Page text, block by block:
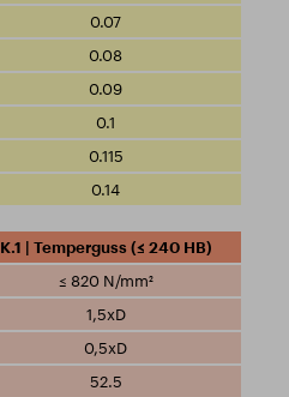
0.07
0.08
0.09
0.1
0.115
0.14
K.1 | Temperguss (≤ 240 HB)
≤ 820 N/mm²
1,5xD
0,5xD
52.5